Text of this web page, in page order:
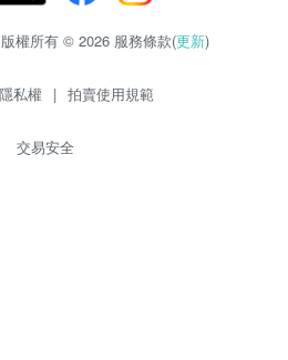
權所有 © 2026 服務條款(更新)
隱私權 | 拍賣使用規範
交易安全